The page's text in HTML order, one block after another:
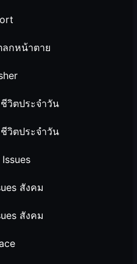
กหน้าตาย
วิตประจำวัน
วิตประจำวัน
สังคม
สังคม